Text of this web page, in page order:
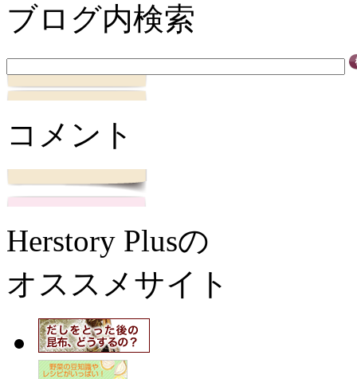
ブログ内検索
コメント
Herstory Plusの
オススメサイト